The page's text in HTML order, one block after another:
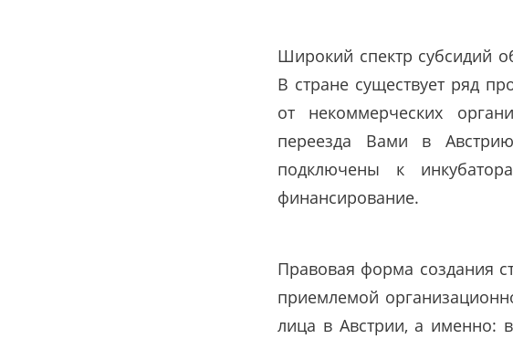
Широкий спектр субсидий
В стране существует ряд
от некоммерческих
переезда Вами в
подключены к
финансирование.
Правовая форма создания
приемлемой
лица в Австрии, а именно: